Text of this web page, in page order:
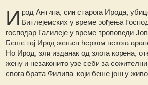
И род Антипа, син старога Ирода,
Витлејемских у време рођења
господар Галилеје у време проповеди
Беше тај Ирод жењен ћерком некога
Но Ирод, зли изданак од злога корена,
жену и незаконито узе себи за
свога брата Филипа, који беше још у